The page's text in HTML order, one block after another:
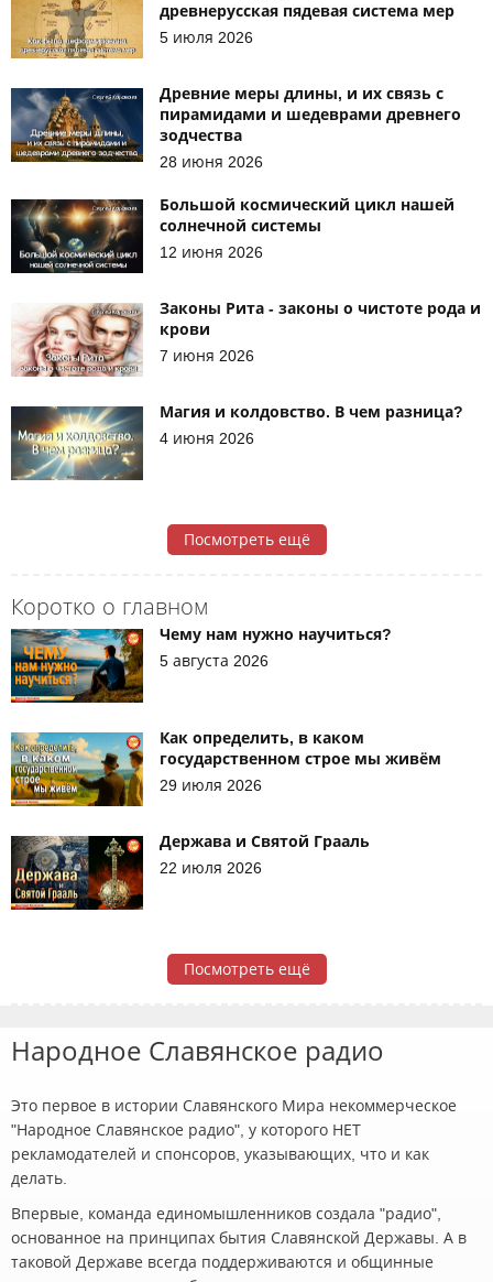
Коротко о главном
Чему нам нужно научиться?
5 августа 2026
Как определить, в каком
государственном строе мы живём
29 июля 2026
Держава и Святой Грааль
22 июля 2026
Посмотреть ещё
древнерусская пядевая система мер
5 июля 2026
Древние меры длины, и их связь с
пирамидами и шедеврами древнего
зодчества
28 июня 2026
Большой космический цикл нашей
солнечной системы
12 июня 2026
Законы Рита - законы о чистоте рода и
крови
7 июня 2026
Магия и колдовство. В чем разница?
4 июня 2026
Посмотреть ещё
Народное Славянское радио
Это первое в истории Славянского Мира некоммерческое
"Народное Славянское радио", у которого НЕТ
рекламодателей и спонсоров, указывающих, что и как
делать.
Впервые, команда единомышленников создала "радио",
основанное на принципах бытия Славянской Державы. А в
таковой Державе всегда поддерживаются и общинные